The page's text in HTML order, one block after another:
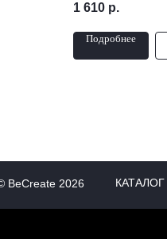
1 610 р.
Подробнее
КАТАЛОГ
BeCreate 2026